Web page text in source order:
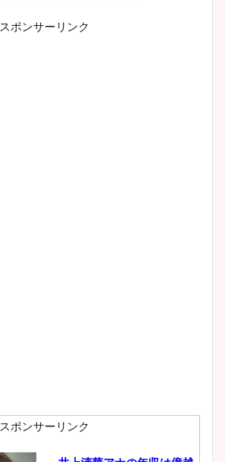
スポンサーリンク
スポンサーリンク